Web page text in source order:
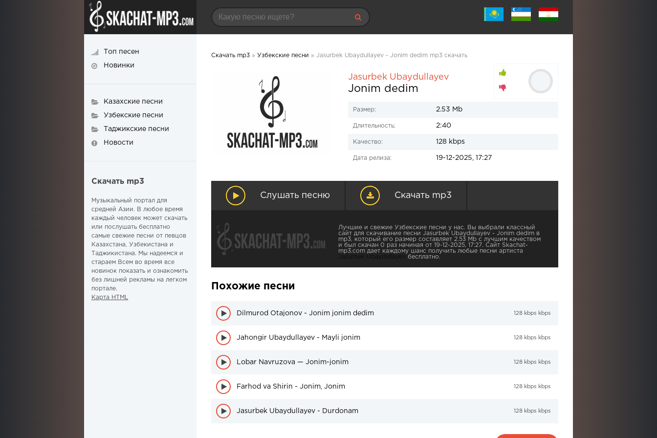
Скачать mp3 » Узбекские песни » Jasurbek Ubaydullayev - Jonim dedim mp3 скачать
Jasurbek Ubaydullayev
Jonim dedim
Размер: 2.53 Mb
Длительность: 2:40
Качество: 128 kbps
Дата релиза: 19-12-2025, 17:27
Слушать песню Скачать mp3
Лучшие и свежие Узбекские песни у нас. Вы выбрали классный
сайт для скачивание песни Jasurbek Ubaydullayev - Jonim dedim в
mp3, который его размер составляет 2.53 Mb с лучшим качеством
и был скачан 0 раз начиная от 19-12-2025, 17:27. Сайт Skachat-
mp3.com дает каждому шанс получить любые песни артиста
Jasurbek Ubaydullayev
бесплатно.
Похожие песни
Dilmurod Otajonov - Jonim jonim dedim 128 kbps kbps
Jahongir Ubaydullayev - Mayli jonim 128 kbps kbps
Lobar Navruzova — Jonim-jonim 128 kbps kbps
Farhod va Shirin - Jonim, Jonim 128 kbps kbps
Jasurbek Ubaydullayev - Durdonam 128 kbps kbps
Топ песен
Новинки
Казахские песни
Узбекские песни
Таджикские песни
Новости
Скачать mp3
Музыкальный портал для
средней Азии. В любое время
каждый человек может скачать
или послушать бесплатно
самые свежие песни от певцов
Казахстана, Узбекистана и
Таджикистана. Мы надеемся и
стараем Всем во время все
новинок показать и ознакомить
без лишней рекламы на легком
портале.
Карта HTML